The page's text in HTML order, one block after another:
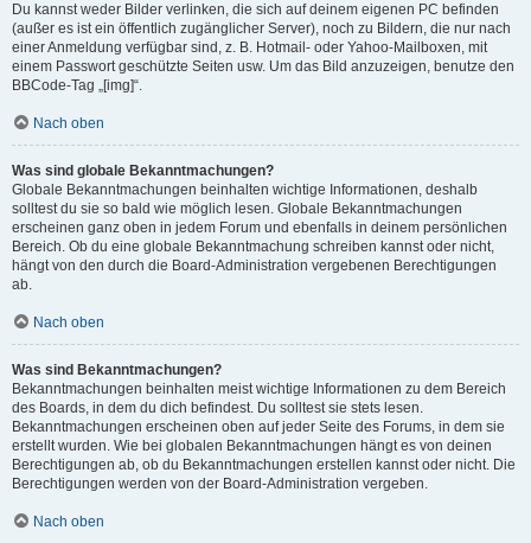
Du kannst weder Bilder verlinken, die sich auf deinem eigenen PC befinden
(außer es ist ein öffentlich zugänglicher Server), noch zu Bildern, die nur nach
einer Anmeldung verfügbar sind, z. B. Hotmail- oder Yahoo-Mailboxen, mit
einem Passwort geschützte Seiten usw. Um das Bild anzuzeigen, benutze den
BBCode-Tag „[img]“.
Nach oben
Was sind globale Bekanntmachungen?
Globale Bekanntmachungen beinhalten wichtige Informationen, deshalb
solltest du sie so bald wie möglich lesen. Globale Bekanntmachungen
erscheinen ganz oben in jedem Forum und ebenfalls in deinem persönlichen
Bereich. Ob du eine globale Bekanntmachung schreiben kannst oder nicht,
hängt von den durch die Board-Administration vergebenen Berechtigungen
ab.
Nach oben
Was sind Bekanntmachungen?
Bekanntmachungen beinhalten meist wichtige Informationen zu dem Bereich
des Boards, in dem du dich befindest. Du solltest sie stets lesen.
Bekanntmachungen erscheinen oben auf jeder Seite des Forums, in dem sie
erstellt wurden. Wie bei globalen Bekanntmachungen hängt es von deinen
Berechtigungen ab, ob du Bekanntmachungen erstellen kannst oder nicht. Die
Berechtigungen werden von der Board-Administration vergeben.
Nach oben